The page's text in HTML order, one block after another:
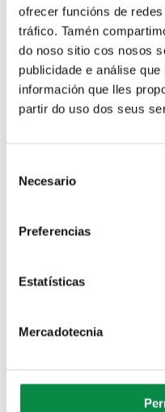
ofrecer funcións de
tráfico. Tamén
do noso sitio cos nosos
publicidade e análise
información que lles
partir do uso dos seus
Selection
Necesario
Preferencias
Estatísticas
Mercadotecnia
Bolsas de trabajo
Formación
Solapas principales
Campaña
concienciar a la
recogida de los
Personas destinatarias: